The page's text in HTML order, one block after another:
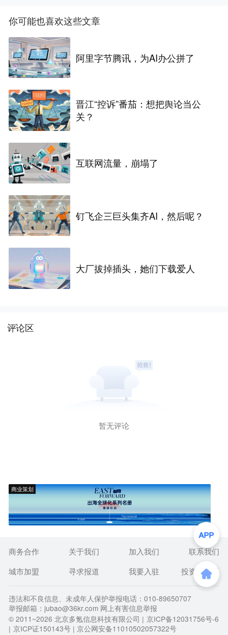
你可能也喜欢这些文章
阿里字节腾讯，为AI办公拼了
晋江“控诉”番茄：想把舆论当公
关？
互联网流量，崩塌了
钉飞企三巨头集齐AI，然后呢？
大厂拔掉插头，她们下载爱人
评论区
暂无评论
商业策划
商务合作 关于我们 加入我们
联系我们
城市加盟
寻求报道 我要入驻 投资者关系
违法和不良信息、未成年人保护举报电话：010-89650707
举报邮箱：jubao@36kr.com 网上有害信息举报
© 2011~2026 北京多氪信息科技有限公司 | 京ICP备12031756号-6
| 京ICP证150143号 | 京公网安备11010502057322号